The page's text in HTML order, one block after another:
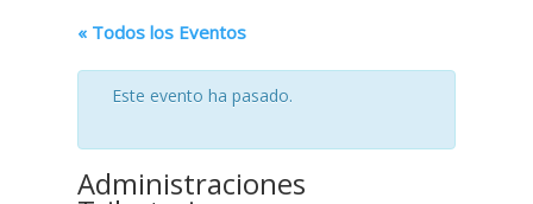
« Todos los Eventos
Este evento ha pasado.
Administraciones